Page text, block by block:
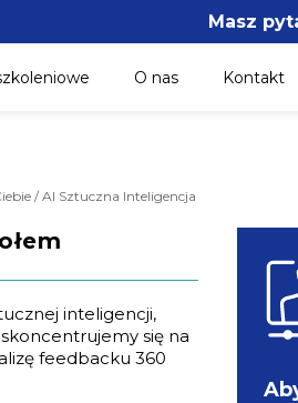
Masz
O nas Kontakt
/ AI Sztuczna Inteligencja
inteligencji,
się na
feedbacku 360